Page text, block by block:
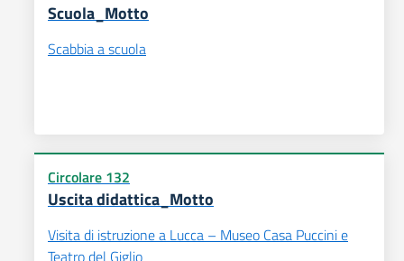
Scuola_Motto
Scabbia a scuola
Circolare 132
Uscita didattica_Motto
Visita di istruzione a Lucca – Museo Casa Puccini e
Teatro del Giglio